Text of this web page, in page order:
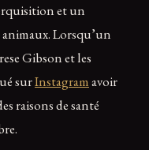
et un
Lorsqu’un
Gibson et les
surInstagramavoir
raisons de santé